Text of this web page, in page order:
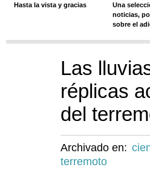
Hasta la vista y gracias
Una
noticias,
sobre el
Las
réplicas
del
Archivado en:
terremoto